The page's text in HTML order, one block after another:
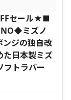
セール★■
ミズノ
ンジの独自改
た日本製ミズ
フトラバー